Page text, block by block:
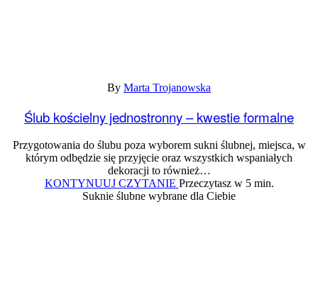
By Marta Trojanowska
Ślub kościelny jednostronny – kwestie formalne
Przygotowania do ślubu poza wyborem sukni ślubnej, miejsca, w
którym odbędzie się przyjęcie oraz wszystkich wspaniałych
dekoracji to również…
KONTYNUUJ CZYTANIE Ślub
kościelny
Przeczytasz w 5 min.
Suknie ślubne wybrane dla Ciebie